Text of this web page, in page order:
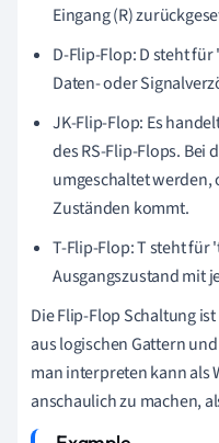
Eingang (R)
D-Flip-Flop: D steht
Daten- oder
JK-Flip-Flop: Es
des RS-Flip-Flops. Bei
umgeschaltet werden,
Zuständen kommt.
T-Flip-Flop: T steht für
Ausgangszustand mit
Die Flip-Flop Schaltung ist
aus logischen Gattern
man interpreten kann als
anschaulich zu machen,